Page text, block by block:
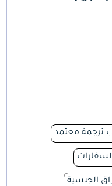
ترجمة معتمد
الجنسية